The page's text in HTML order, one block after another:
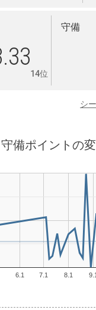
14位
守備
シ
守備ポイントの
6.1 7.1 8.1 9.1